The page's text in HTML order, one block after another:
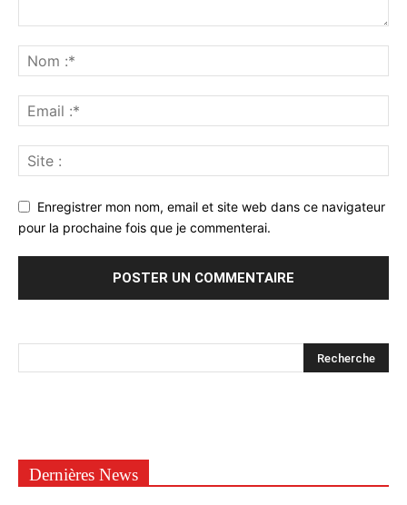
Enregistrer mon nom, email et site web dans ce navigateur
pour la prochaine fois que je commenterai.
Dernières News